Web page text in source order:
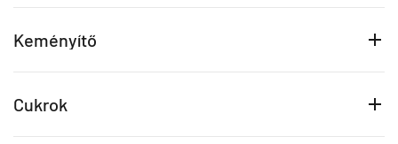
Keményítő
Cukrok